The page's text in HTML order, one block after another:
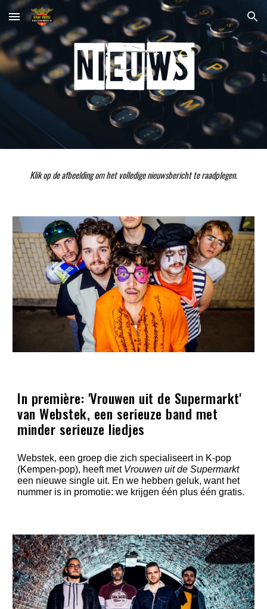
Skip to main content Skip to navigation
Klik op de afbeelding om het volledige nieuwsbericht te raadplegen.
In première: 'Vrouwen uit de Supermarkt'
van Webstek, een serieuze band met
minder serieuze liedjes
Webstek, een groep die zich specialiseert in K-pop
(Kempen-pop), heeft met Vrouwen uit de Supermarkt
een nieuwe single uit. En we hebben geluk, want het
nummer is in promotie: we krijgen één plus één gratis.